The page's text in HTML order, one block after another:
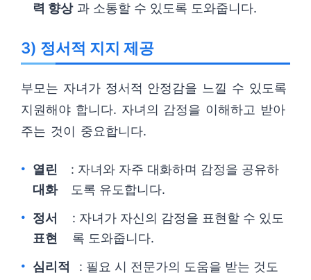
력 향상 과 소통할 수 있도록 도와줍니다.
3) 정서적 지지 제공
부모는 자녀가 정서적 안정감을 느낄 수 있도록
지원해야 합니다. 자녀의 감정을 이해하고 받아
주는 것이 중요합니다.
열린
대화
: 자녀와 자주 대화하며 감정을 공유하
도록 유도합니다.
정서
표현
: 자녀가 자신의 감정을 표현할 수 있도
록 도와줍니다.
심리적
: 필요 시 전문가의 도움을 받는 것도